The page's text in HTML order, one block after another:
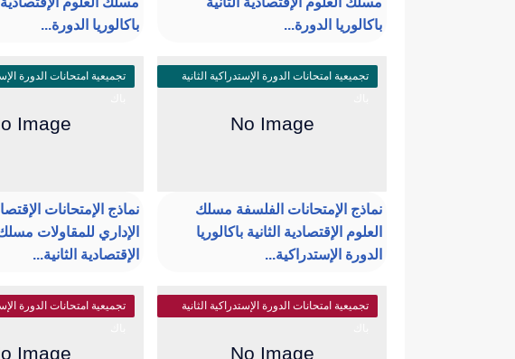
باكالوريا الدورة...
باكالوريا الدورة...
تجميعية امتحانات الدورة الإستدراكية الثانية
نماذج الإمتحانات الفلسفة مسلك
العلوم الإقتصادية الثانية باكالوريا
الدورة الإستدراكية...
تجميعية امتحانات الدورة
نماذج الإمتحانات
الإداري للمقاولات
الإقتصادية الثانية...
تجميعية امتحانات الدورة الإستدراكية الثانية
تجميعية امتحانات الدورة